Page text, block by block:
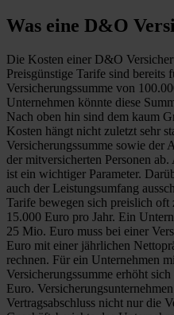
Was eine D&O
Die Kosten einer D&O
Preisgünstige Tarife sind bereits
Versicherungssumme von
Unternehmen könnte diese
Nach oben hin sind dem kaum
Kosten hängt nicht zuletzt sehr
Versicherungssumme sowie der
der mitversicherten Personen
ist ein wichtiger Parameter.
auch der Leistungsumfang
Tarife bewegen sich preislich
15.000 Euro pro Jahr. Ein
25 Mio. Euro muss bei einer
Euro mit einer jährlichen
rechnen. Für ein Unternehmen
Versicherungssumme erhöht
Euro.
Vertragsabschluss nicht nur die